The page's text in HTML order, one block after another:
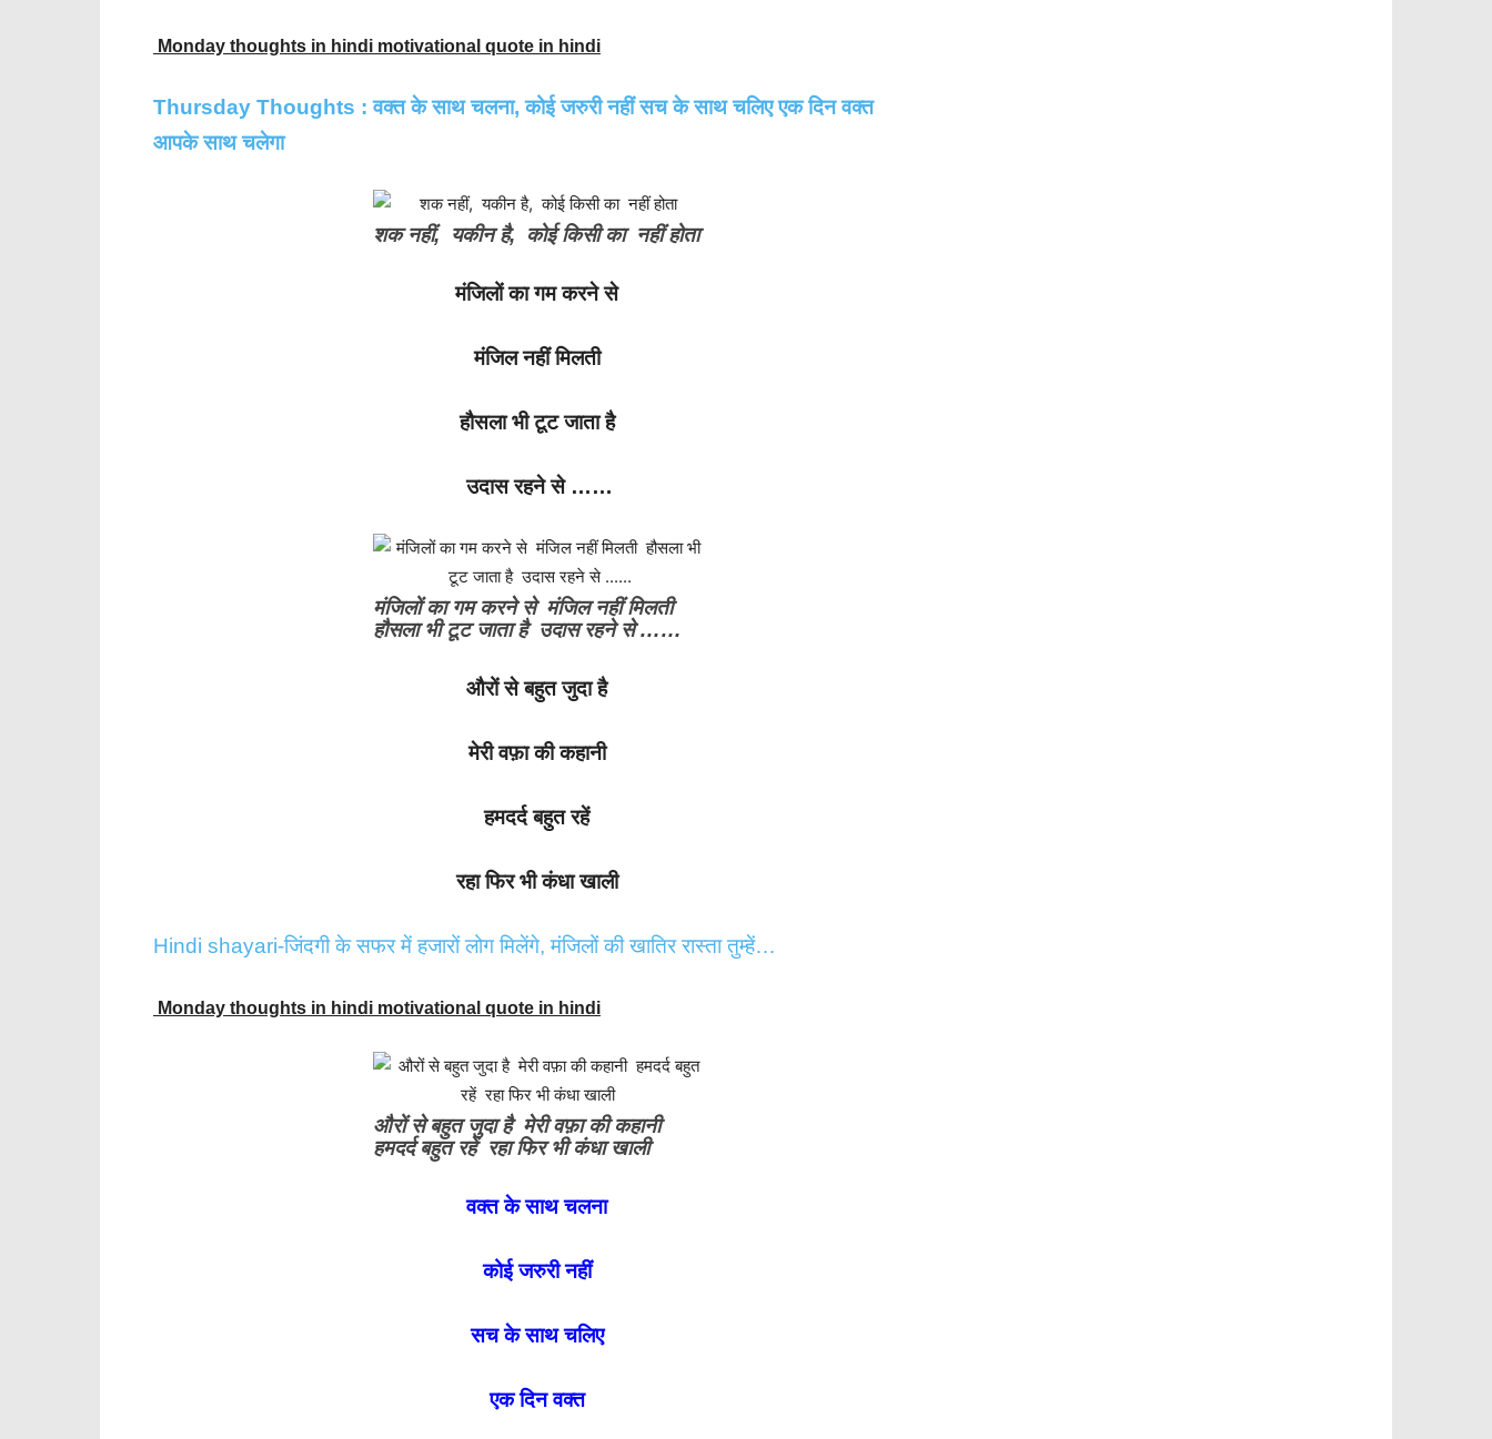
Monday thoughts in hindi motivational quote in hindi
Thursday Thoughts : वक्त के साथ चलना, कोई जरुरी नहीं सच के साथ चलिए एक दिन वक्त
आपके साथ चलेगा
शक नहीं, यकीन है, कोई किसी का नहीं होता
मंजिलों का गम करने से
मंजिल नहीं मिलती
हौसला भी टूट जाता है
उदास रहने से ……
मंजिलों का गम करने से मंजिल नहीं मिलती
हौसला भी टूट जाता है उदास रहने से ……
औरों से बहुत जुदा है
मेरी वफ़ा की कहानी
हमदर्द बहुत रहें
रहा फिर भी कंधा खाली
Hindi shayari-जिंदगी के सफर में हजारों लोग मिलेंगे, मंजिलों की खातिर रास्ता तुम्हें…
Monday thoughts in hindi motivational quote in hindi
औरों से बहुत जुदा है मेरी वफ़ा की कहानी
हमदर्द बहुत रहें रहा फिर भी कंधा खाली
वक्त के साथ चलना
कोई जरुरी नहीं
सच के साथ चलिए
एक दिन वक्त